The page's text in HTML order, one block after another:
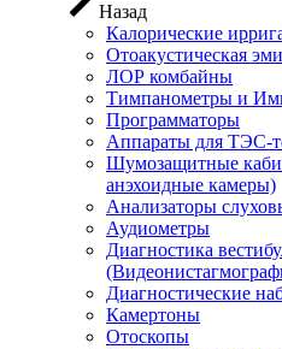
Назад
Калорические
Отоакустическая
ЛОР комбайны
Тимпанометры и
Программаторы
Аппараты для ТЭС-
Шумозащитные
анэхоидные камеры)
Анализаторы
Аудиометры
Диагностика
Диагностические
Камертоны
Отоскопы